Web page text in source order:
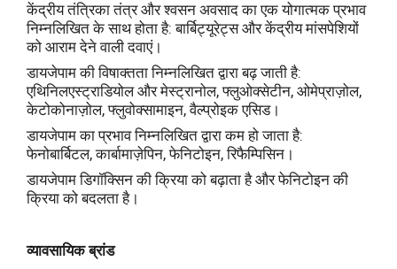
केंद्रीय तंत्रिका तंत्र और श्वसन अवसाद का एक योगात्मक प्रभाव
निम्नलिखित के साथ होता है: बार्बिट्यूरेट्स और केंद्रीय मांसपेशियों
को आराम देने वाली दवाएं।
डायजेपाम की विषाक्तता निम्नलिखित द्वारा बढ़ जाती है:
एथिनिलएस्ट्राडियोल और मेस्ट्रानोल, फ्लुओक्सेटीन, ओमेप्राज़ोल,
केटोकोनाज़ोल, फ्लुवोक्सामाइन, वैल्प्रोइक एसिड।
डायजेपाम का प्रभाव निम्नलिखित द्वारा कम हो जाता है:
फेनोबार्बिटल, कार्बामाज़ेपिन, फेनिटोइन, रिफैम्पिसिन।
डायजेपाम डिगॉक्सिन की क्रिया को बढ़ाता है और फेनिटोइन की
क्रिया को बदलता है।
व्यावसायिक ब्रांड